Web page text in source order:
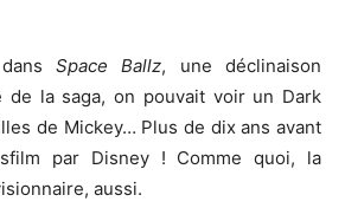
dansSpace Ballz, une déclinaison
de la saga, on pouvait voir un Dark
de Mickey… Plus de dix ans avant
par Disney ! Comme quoi, la
aussi.